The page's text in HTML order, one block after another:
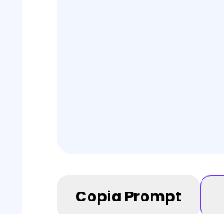
Copia Prompt